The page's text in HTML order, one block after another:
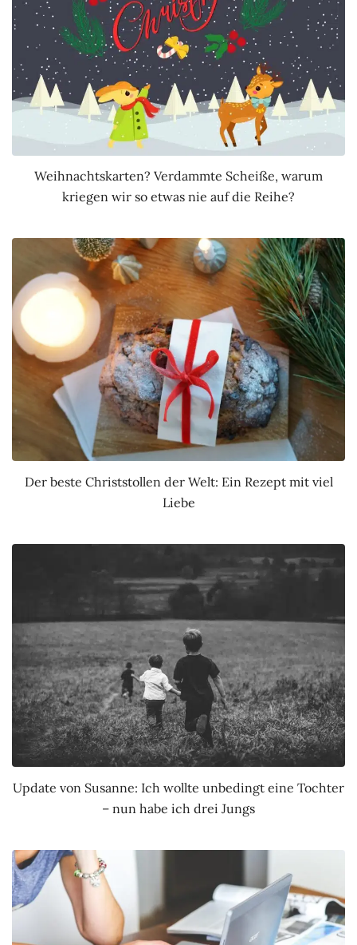
Weihnachtskarten? Verdammte Scheiße, warum
kriegen wir so etwas nie auf die Reihe?
Der beste Christstollen der Welt: Ein Rezept mit viel
Liebe
Update von Susanne: Ich wollte unbedingt eine Tochter
– nun habe ich drei Jungs